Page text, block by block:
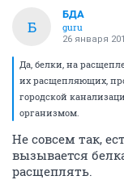
Б
БДА
guru
26 января
Да, белки, на
их расщепляющих,
городской
организмом.
Не совсем так,
вызывается
расщеплять.